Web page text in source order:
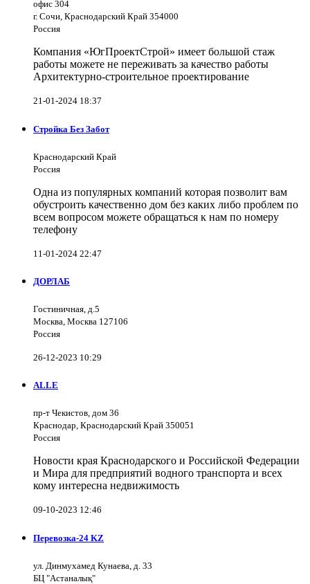
офис 304
г. Сочи, Краснодарский Край 354000
Россия
Компания «ЮгПроектСтрой» имеет большой стаж
работы можете не переживать за качество работы
Архитектурно-строительное проектирование
21-01-2024 18:37
Стройка Без Забот
Краснодарский Край
Россия
Одна из популярных компаний которая позволит вам
обустроить качественно дом без каких либо проблем по
всем вопросом можете обращаться к нам по номеру
телефону
11-01-2024 22:47
ДОРЛАБ
Гостиничная, д.5
Москва, Москва 127106
Россия
26-12-2023 10:29
ALLE
пр-т Чекистов, дом 36
Краснодар, Краснодарский Край 350051
Россия
Новости края Краснодарского и Российской Федерации
и Мира для предприятий водного транспорта и всех
кому интересна недвижимость
09-10-2023 12:46
Перевозка-24 KZ
ул. Динмухамед Кунаева, д. 33
БЦ "Астаналық"